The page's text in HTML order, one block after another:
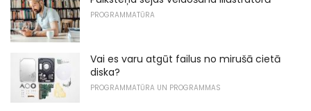
PROGRAMMATŪRA
Vai es varu atgūt failus no mirušā cietā
diska?
PROGRAMMATŪRA UN PROGRAMMAS